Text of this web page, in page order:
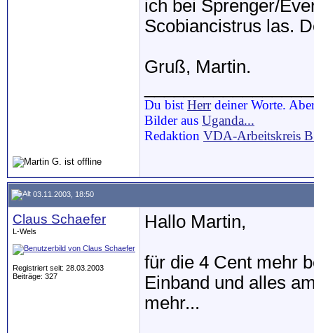
ich bei Sprenger/
Scobiancistrus las.
Gruß, Martin.
Du bist Herrdeiner Worte.
Bilder aus Uganda...
Redaktion VDA-Arbeitskreis
03.11.2003, 18:50
Claus Schaefer
L-Wels
Registriert seit: 28.03.2003
Beiträge: 327
Hallo Martin,
für die 4 Cent mehr
Einband und alles
mehr...